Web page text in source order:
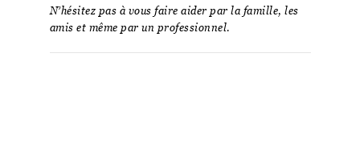
N’hésitez pas à vous faire aider par la famille, les
amis et même par un professionnel.